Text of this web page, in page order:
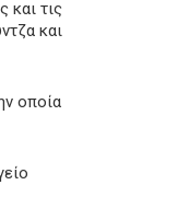
και τις
και
οποία